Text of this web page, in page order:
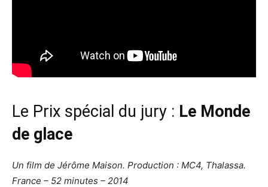
Le Prix spécial du jury : Le Monde
de glace
Un film de Jérôme Maison. Production : MC4, Thalassa.
France – 52 minutes – 2014